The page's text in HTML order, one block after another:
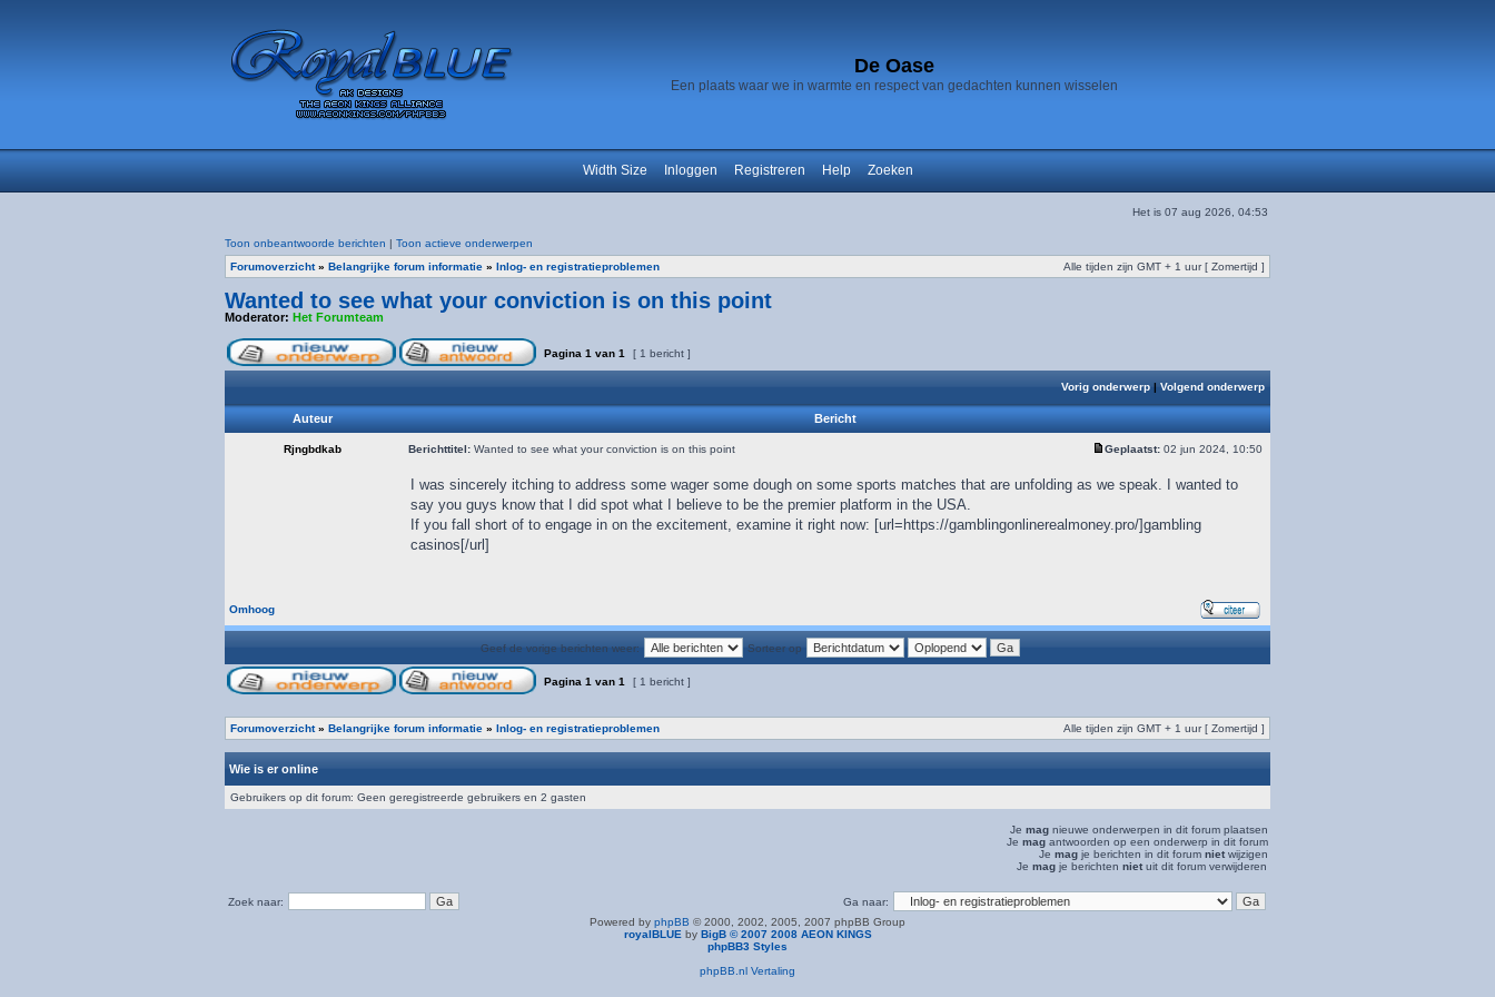
De Oase
Een plaats waar we in warmte en respect van gedachten kunnen wisselen
Width Size Inloggen Registreren Help Zoeken
Het is 07 aug 2026, 04:53
Toon onbeantwoorde berichten | Toon actieve onderwerpen
Forumoverzicht» Belangrijke forum informatie» Inlog- en registratieproblemen Alle tijden zijn GMT + 1 uur [ Zomertijd ]
Wanted to see what your conviction is on this point
Moderator: Het Forumteam
Pagina 1 van 1 [ 1 bericht ]
Vorig onderwerp| Volgend onderwerp
Auteur Bericht
Rjngbdkab Berichttitel:Wanted to see what your conviction is on this point Geplaatst:02 jun 2024, 10:50
I was sincerely itching to address some wager some dough on some sports matches that are unfolding as we speak. I wanted to
say you guys know that I did spot what I believe to be the premier platform in the USA.
If you fall short of to engage in on the excitement, examine it right now: [url=https://gamblingonlinerealmoney.pro/]gambling
casinos[/url]
Omhoog
Geef de vorige berichten weer: Sorteer op
Pagina 1 van 1 [ 1 bericht ]
Forumoverzicht» Belangrijke forum informatie» Inlog- en registratieproblemen Alle tijden zijn GMT + 1 uur [ Zomertijd ]
Wie is er online
Gebruikers op dit forum: Geen geregistreerde gebruikers en 2 gasten
Je magnieuwe onderwerpen in dit forum plaatsen
Je magantwoorden op een onderwerp in dit forum
Je magje berichten in dit forum nietwijzigen
Je magje berichten nietuit dit forum verwijderen
Zoek naar:
Ga naar:
Powered by phpBB © 2000, 2002, 2005, 2007 phpBB Group
royalBLUE by BigB © 2007 2008 AEON KINGS
phpBB3 Styles
phpBB.nl Vertaling